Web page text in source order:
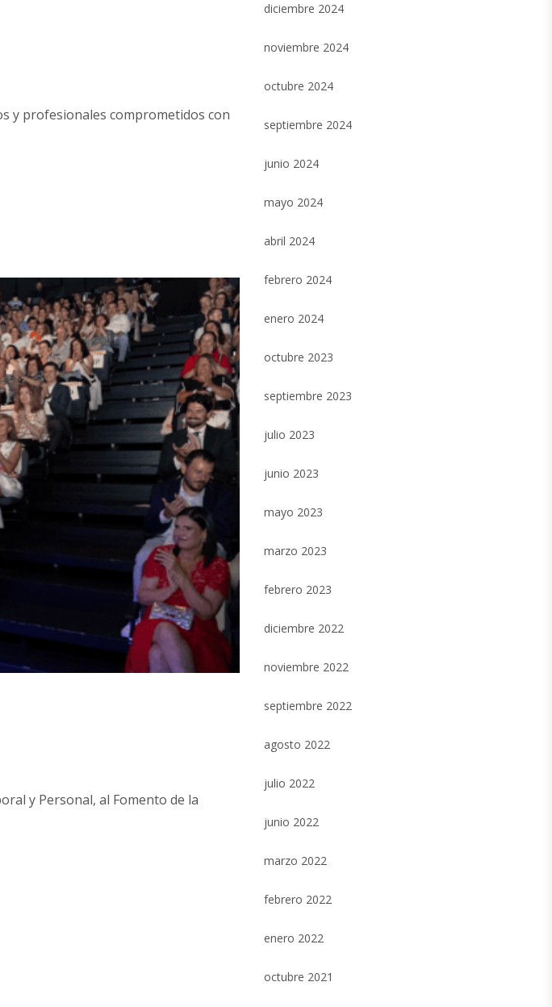
y profesionales comprometidos con
y Personal, al Fomento de la
diciembre 2024
noviembre 2024
octubre 2024
septiembre 2024
junio 2024
mayo 2024
abril 2024
febrero 2024
enero 2024
octubre 2023
septiembre 2023
julio 2023
junio 2023
mayo 2023
marzo 2023
febrero 2023
diciembre 2022
noviembre 2022
septiembre 2022
agosto 2022
julio 2022
junio 2022
marzo 2022
febrero 2022
enero 2022
octubre 2021